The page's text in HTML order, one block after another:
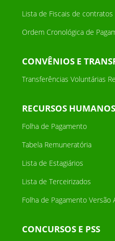
Lista de Fiscais de contratos
Ordem Cronológica de
CONVÊNIOS E
Transferências Voluntárias
RECURSOS HUMANOS
Folha de Pagamento
Tabela Remuneratória
Lista de Estagiários
Lista de Terceirizados
Folha de Pagamento Versão
CONCURSOS E PSS